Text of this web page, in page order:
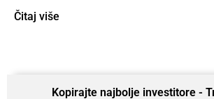
Čitaj više
Kopirajte najbolje investitore -